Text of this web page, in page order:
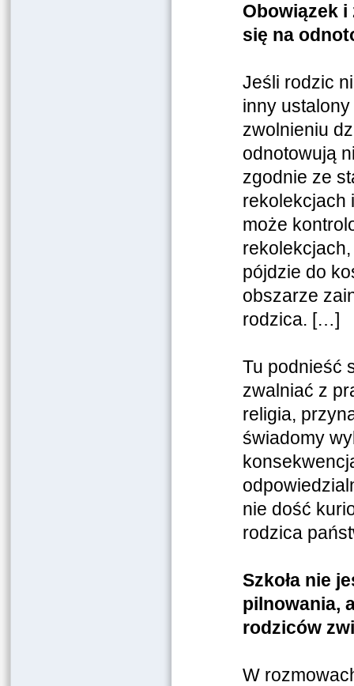
Obowiązek i
się na
Jeśli rodzic
inny
zwolnieniu
odnotowują
zgodnie ze
rekolekcjach
może
pójdzie do
obszarze
rodzica. […]
Tu podnieść
zwalniać z
religia,
świadomy
nie dość
rodzica
Szkoła nie
pilnowania,
rodziców
W